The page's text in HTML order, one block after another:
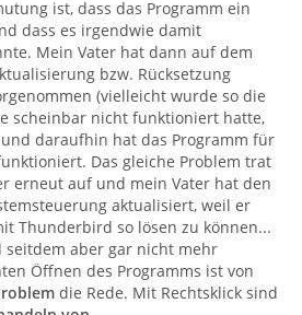
ist, dass das Programm ein
dass es irgendwie damit
Mein Vater hat dann auf dem
bzw. Rücksetzung
(vielleicht wurde so die
scheinbar nicht funktioniert hatte,
daraufhin hat das Programm für
Das gleiche Problem trat
erneut auf und mein Vater hat den
aktualisiert, weil er
Thunderbird so lösen zu können...
aber gar nicht mehr
Öffnen des Programms ist von
die Rede. Mit Rechtsklick sind